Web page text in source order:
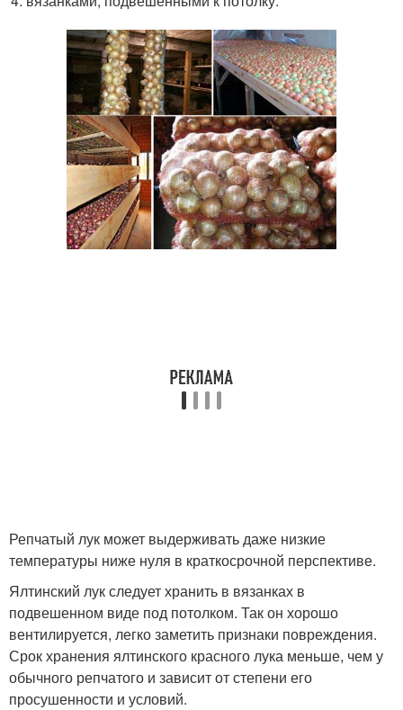
Репчатый лук может выдерживать даже низкие
температуры ниже нуля в краткосрочной перспективе.
Ялтинский лук следует хранить в вязанках в
подвешенном виде под потолком. Так он хорошо
вентилируется, легко заметить признаки повреждения.
Срок хранения ялтинского красного лука меньше, чем у
обычного репчатого и зависит от степени его
просушенности и условий.